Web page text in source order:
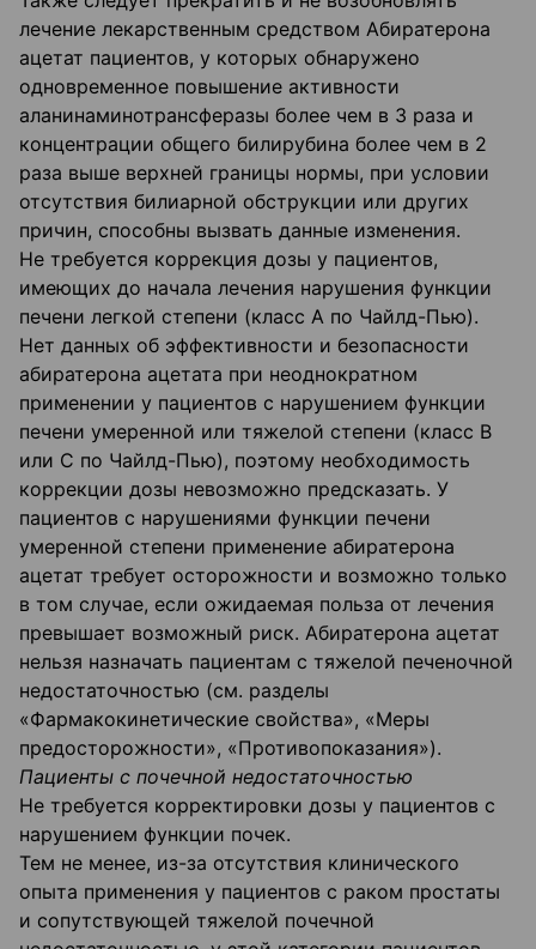
лечение лекарственным средством Абиратерона
ацетат пациентов, у которых обнаружено
одновременное повышение активности
аланинаминотрансферазы более чем в 3 раза и
концентрации общего билирубина более чем в 2
раза выше верхней границы нормы, при условии
отсутствия билиарной обструкции или других
причин, способны вызвать данные изменения.
Не требуется коррекция дозы у пациентов,
имеющих до начала лечения нарушения функции
печени легкой степени (класс А по Чайлд-Пью).
Нет данных об эффективности и безопасности
абиратерона ацетата при неоднократном
применении у пациентов с нарушением функции
печени умеренной или тяжелой степени (класс В
или С по Чайлд-Пью), поэтому необходимость
коррекции дозы невозможно предсказать. У
пациентов с нарушениями функции печени
умеренной степени применение абиратерона
ацетат требует осторожности и возможно только
в том случае, если ожидаемая польза от лечения
превышает возможный риск. Абиратерона ацетат
нельзя назначать пациентам с тяжелой печеночной
недостаточностью (см. разделы
«Фармакокинетические свойства», «Меры
предосторожности», «Противопоказания»).
Пациенты с почечной недостаточностью
Не требуется корректировки дозы у пациентов с
нарушением функции почек.
Тем не менее, из-за отсутствия клинического
опыта применения у пациентов с раком простаты
и сопутствующей тяжелой почечной